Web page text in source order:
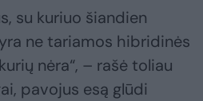
su kuriuo šiandien
ne tariamos hibridinės
nėra“, – rašė toliau
pavojus esą glūdi